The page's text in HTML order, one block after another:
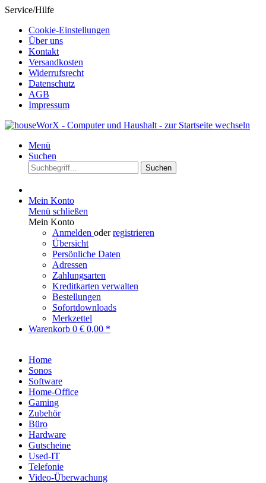
Service/Hilfe
Cookie-Einstellungen
Über uns
Kontakt
Versandkosten
Widerrufsrecht
Datenschutz
AGB
Impressum
Menü
Suchen
Suchen
Mein Konto
Menü schließen
Mein Konto
Anmelden oderregistrieren
Übersicht
Persönliche Daten
Adressen
Zahlungsarten
Kreditkarten verwalten
Bestellungen
Sofortdownloads
Merkzettel
Warenkorb 0 € 0,00 *
Home
Sonos
Software
Home-Office
Gaming
Zubehör
Büro
Hardware
Gutscheine
Used-IT
Telefonie
Video-Überwachung